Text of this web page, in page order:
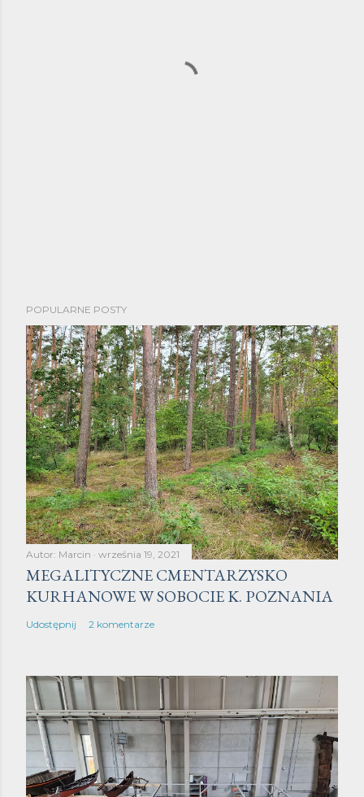
POPULARNE POSTY
Autor: Marcin września 19, 2021
MEGALITYCZNE CMENTARZYSKO
KURHANOWE W SOBOCIE K. POZNANIA
Udostępnij 2 komentarze